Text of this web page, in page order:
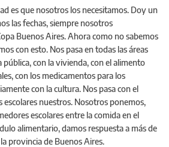
es que nosotros los necesitamos. Doy un
las fechas, siempre nosotros
Buenos Aires. Ahora como no sabemos
con esto. Nos pasa en todas las áreas
pública, con la vivienda, con el alimento
con los medicamentos para los
con la cultura. Nos pasa con el
escolares nuestros. Nosotros ponemos,
escolares entre la comida en el
alimentario, damos respuesta a más de
provincia de Buenos Aires.